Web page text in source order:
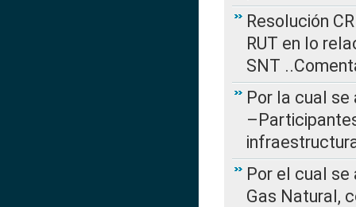
Resolución
RUT en lo
SNT
Por la cual se
Por el cual
Gas Natural,